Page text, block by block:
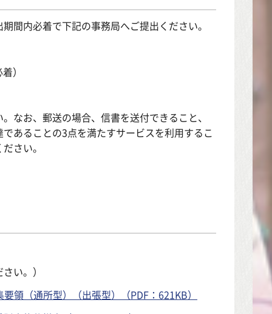
間内必着で下記の事務局へご提出ください。
）
なお、郵送の場合、信書を送付できること、
あることの3点を満たすサービスを利用するこ
さい。
い。）
領（通所型）（出張型）（PDF：621KB）